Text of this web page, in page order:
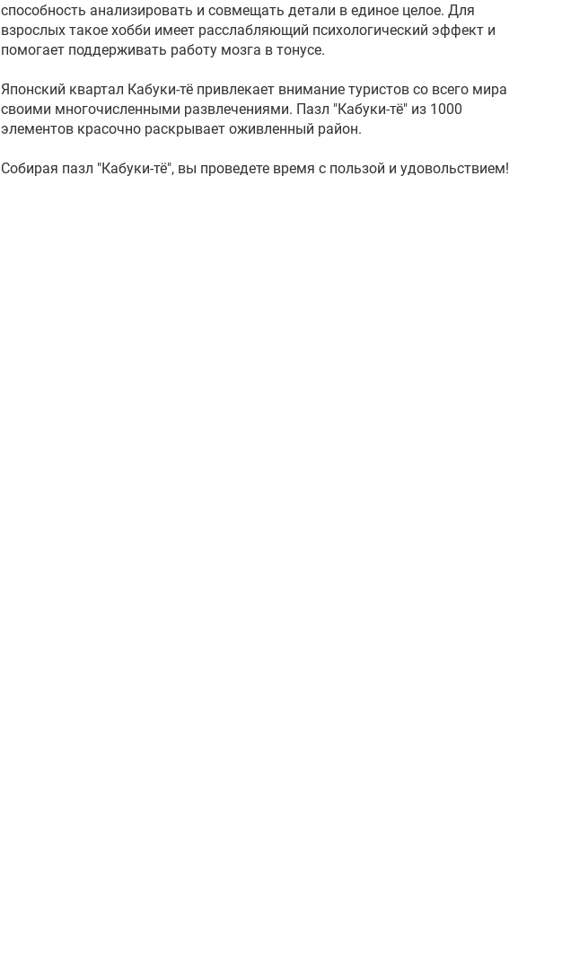
способность анализировать и совмещать детали в единое целое. Для
взрослых такое хобби имеет расслабляющий психологический эффект и
помогает поддерживать работу мозга в тонусе.
Японский квартал Кабуки-тё привлекает внимание туристов со всего мира
своими многочисленными развлечениями. Пазл "Кабуки-тё" из 1000
элементов красочно раскрывает оживленный район.
Собирая пазл "Кабуки-тё", вы проведете время с пользой и удовольствием!